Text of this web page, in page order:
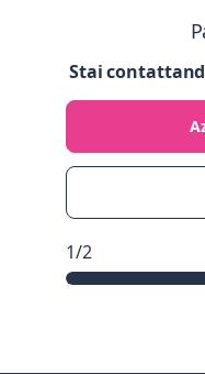
Stai
1/2